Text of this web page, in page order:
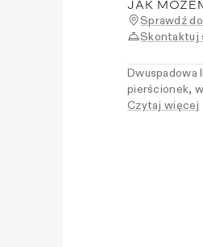
JAK
Sprawdź
Skontaktuj
Dwuspadowa
pierścionek,
inspirowany
Czytaj więcej